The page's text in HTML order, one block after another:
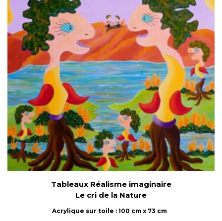
Tableaux Réalisme imaginaire
Le cri de la Nature
Acrylique sur toile : 100 cm x 73 cm